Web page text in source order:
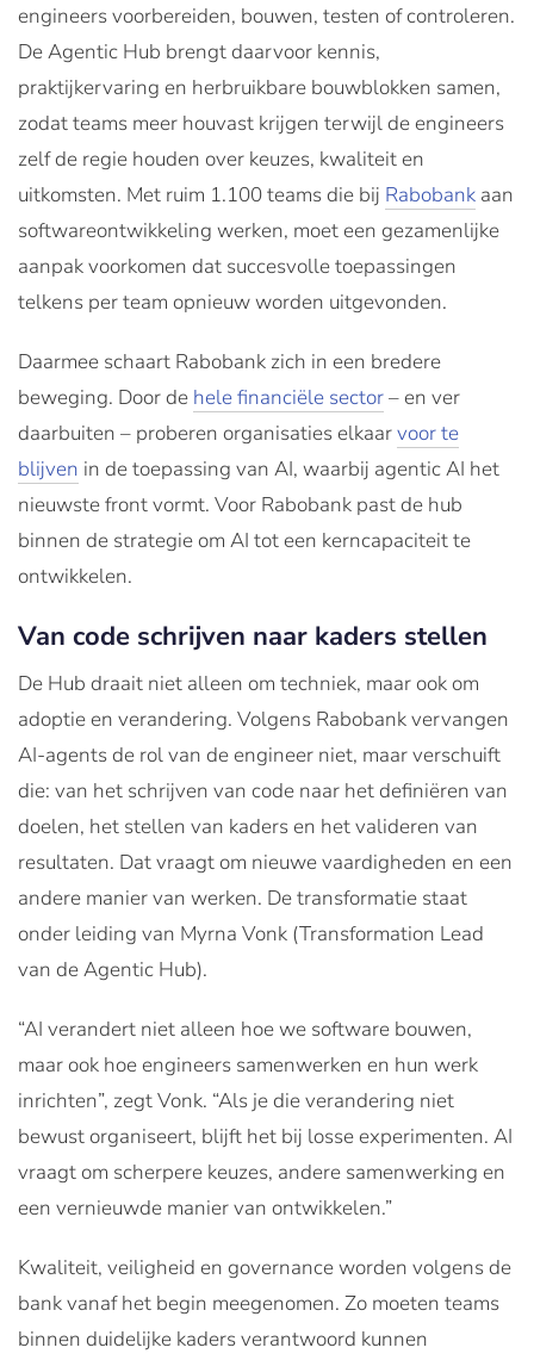
engineers voorbereiden, bouwen, testen of controleren.
De Agentic Hub brengt daarvoor kennis,
praktijkervaring en herbruikbare bouwblokken samen,
zodat teams meer houvast krijgen terwijl de engineers
zelf de regie houden over keuzes, kwaliteit en
uitkomsten. Met ruim 1.100 teams die bij Rabobank aan
softwareontwikkeling werken, moet een gezamenlijke
aanpak voorkomen dat succesvolle toepassingen
telkens per team opnieuw worden uitgevonden.
Daarmee schaart Rabobank zich in een bredere
beweging. Door de hele financiële sector– en ver
daarbuiten – proberen organisaties elkaarvoor te
blijven in de toepassing van AI, waarbij agentic AI het
nieuwste front vormt. Voor Rabobank past de hub
binnen de strategie om AI tot een kerncapaciteit te
ontwikkelen.
Van code schrijven naar kaders stellen
De Hub draait niet alleen om techniek, maar ook om
adoptie en verandering. Volgens Rabobank vervangen
AI-agents de rol van de engineer niet, maar verschuift
die: van het schrijven van code naar het definiëren van
doelen, het stellen van kaders en het valideren van
resultaten. Dat vraagt om nieuwe vaardigheden en een
andere manier van werken. De transformatie staat
onder leiding van Myrna Vonk (Transformation Lead
van de Agentic Hub).
“AI verandert niet alleen hoe we software bouwen,
maar ook hoe engineers samenwerken en hun werk
inrichten”, zegt Vonk. “Als je die verandering niet
bewust organiseert, blijft het bij losse experimenten. AI
vraagt om scherpere keuzes, andere samenwerking en
een vernieuwde manier van ontwikkelen.”
Kwaliteit, veiligheid en governance worden volgens de
bank vanaf het begin meegenomen. Zo moeten teams
binnen duidelijke kaders verantwoord kunnen